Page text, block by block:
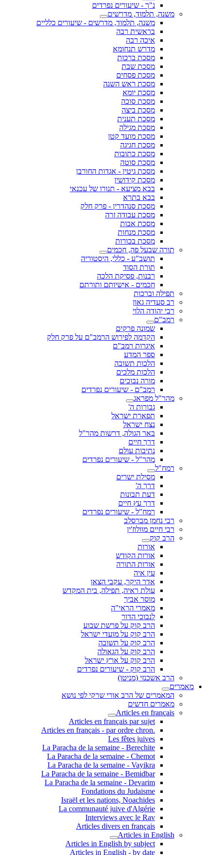
נ"ך - שיעורים נפרדים
משנה, תלמוד, מדרשים
משנה, תלמוד, מדרשים - שיעורים כלליים
בראשית רבה
איכה רבה
מדרש תנחומא
מסכת ברכות
מסכת שבת
מסכת פסחים
מסכת ראש השנה
מסכת יומא
מסכת סוכה
מסכת ביצה
מסכת תענית
מסכת מגילה
מסכת מועד קטן
מסכת חגיגה
מסכת כתובות
מסכת סוטה
מסכת גיטין - אגדות החורבן
מסכת קידושין
בבא מציעא - תנורו של עכנאי
בבא בתרא
מסכת סנהדרין - פרק חלק
מסכת עבודה זרה
מסכת אבות
מסכת מנחות
מסכת בכורות
תורה שבעל פה, חכמים
תושב"ע - כללי, היסטוריה
תורת הסוד
רבנות, פסיקת הלכה
חכמים - אישיותם ותורתם
תפילה וברכות
רב סעדיה גאון
רבי יהודה הלוי
רמב"ם
שמונה פרקים
הקדמה לפירוש הרמב"ם על פרק חלק
איגרות רמב"ם
ספר המדע
הלכות תשובה
הלכות מלכים
מורה נבוכים
רמב"ם - שיעורים נפרדים
מהר"ל מפראג
גבורות ה'
תפארת ישראל
נצח ישראל
באר הגולה, דרשות מהר"ל
דרך חיים
נתיבות עולם
מהר"ל - שיעורים נפרדים
רמח"ל
מסילת ישרים
דרך ה'
דעת תבונות
דרך עץ חיים
רמח"ל - שיעורים נפרדים
רבי נחמן מברסלב
רבי חיים מוולוז'ין
הרב קוק
אורות
אורות הקודש
אורות התורה
עין איה
אדר היקר, עקבי הצאן
עולת ראיה, תפילה, בית המקדש
מוסר אביך
מאמרי הראי"ה
לנבוכי הדור
הרב קוק על פרשת שבוע
הרב קוק על מועדי ישראל
הרב קוק על תשובה
הרב קוק על הגאולה
הרב קוק על ארץ ישראל
הרב קוק - שיעורים נפרדים
הרב אשכנזי (מניטו)
מאמרים
המאמרים של הרב אורי שרקי לפי נושא
מאמרים חדשים
Articles en français
Articles en français par sujet
.Articles en français - par ordre chron
Les fêtes juives
La Paracha de la semaine - Berechite
La Paracha de la semaine - Chemot
La Paracha de la semaine - Vayikra
La Paracha de la semaine - Bemidbar
La Paracha de la semaine - Devarim
Fondations du Judaisme
Israël et les nations, Noachides
La communauté juive d'Algérie
Interviews avec le Rav
Articles divers en français
Articles in English
Articles in English by subject
Articles in English - by date